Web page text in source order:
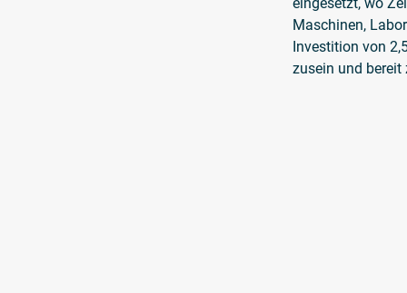
Maschinen,
Investition von
zusein und